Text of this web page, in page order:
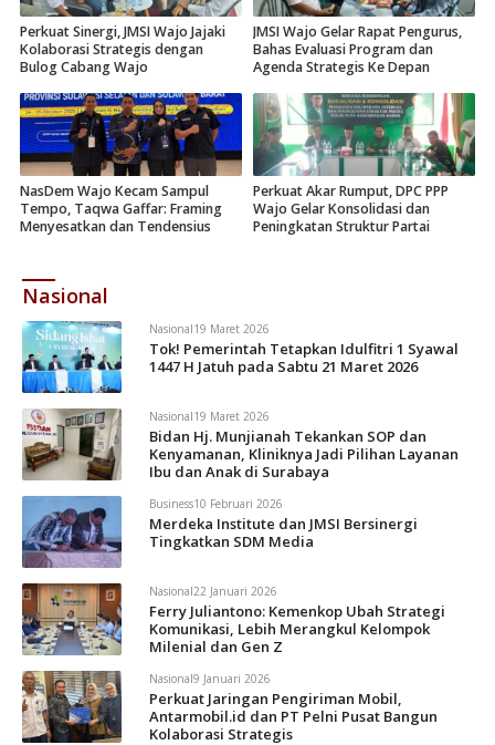
Perkuat Sinergi, JMSI Wajo Jajaki
Kolaborasi Strategis dengan
Bulog Cabang Wajo
JMSI Wajo Gelar Rapat Pengurus,
Bahas Evaluasi Program dan
Agenda Strategis Ke Depan
NasDem Wajo Kecam Sampul
Tempo, Taqwa Gaffar: Framing
Menyesatkan dan Tendensius
Perkuat Akar Rumput, DPC PPP
Wajo Gelar Konsolidasi dan
Peningkatan Struktur Partai
Nasional
Nasional19 Maret 2026
Tok! Pemerintah Tetapkan Idulfitri 1 Syawal
1447 H Jatuh pada Sabtu 21 Maret 2026
Nasional19 Maret 2026
Bidan Hj. Munjianah Tekankan SOP dan
Kenyamanan, Kliniknya Jadi Pilihan Layanan
Ibu dan Anak di Surabaya
Business10 Februari 2026
Merdeka Institute dan JMSI Bersinergi
Tingkatkan SDM Media
Nasional22 Januari 2026
Ferry Juliantono: Kemenkop Ubah Strategi
Komunikasi, Lebih Merangkul Kelompok
Milenial dan Gen Z
Nasional9 Januari 2026
Perkuat Jaringan Pengiriman Mobil,
Antarmobil.id dan PT Pelni Pusat Bangun
Kolaborasi Strategis